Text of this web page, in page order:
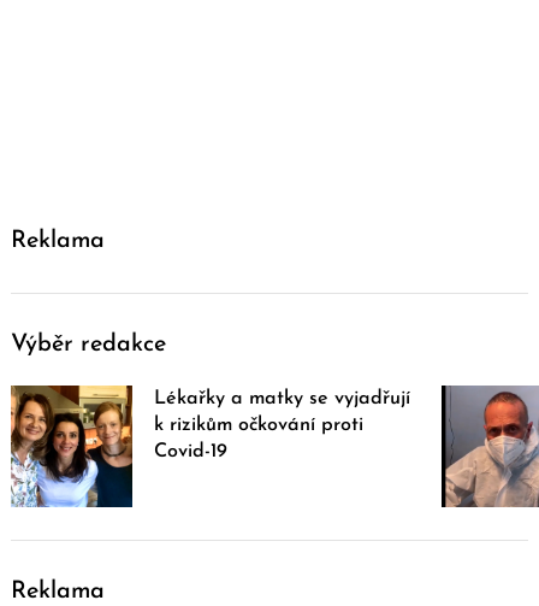
Reklama
Výběr redakce
Lékařky a matky se vyjadřují
k rizikům očkování proti
Covid-19
Reklama